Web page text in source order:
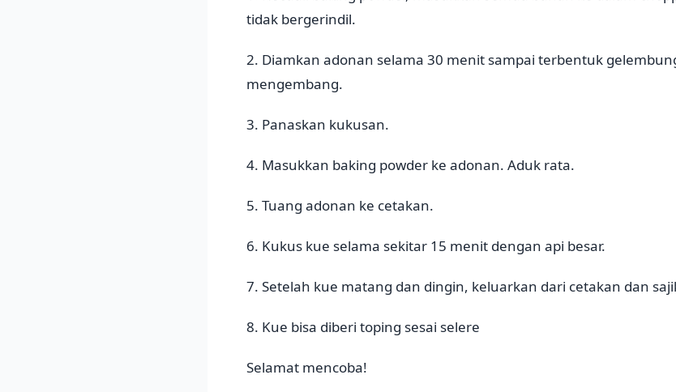
tidak bergerindil.
2. Diamkan adonan selama 30 menit sampai terbentuk
mengembang.
3. Panaskan kukusan.
4. Masukkan baking powder ke adonan. Aduk rata.
5. Tuang adonan ke cetakan.
6. Kukus kue selama sekitar 15 menit dengan api besar.
7. Setelah kue matang dan dingin, keluarkan dari cetakan dan
8. Kue bisa diberi toping sesai selere
Selamat mencoba!